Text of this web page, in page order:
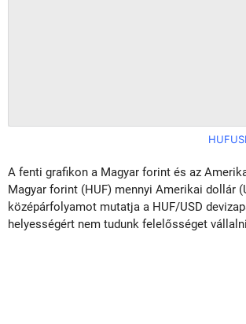
A fenti grafikon a Magyar forint és az
Magyar forint (HUF) mennyi Amerikai dollár
középárfolyamot mutatja a HUF/USD
helyességért nem tudunk felelősséget